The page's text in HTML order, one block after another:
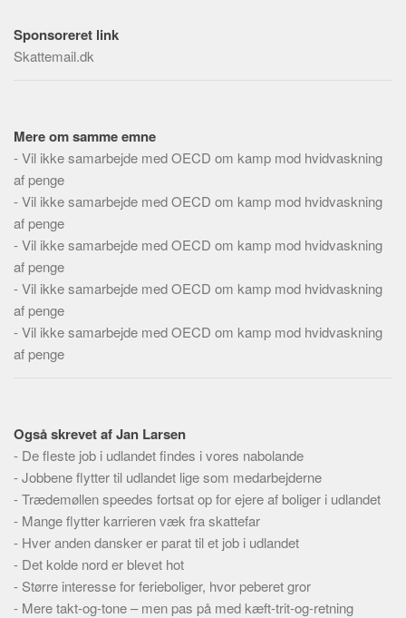
Transport
Køb og salg
Økonomi
Jura og regler
Skatter og afgifter
Statistik
Praktisk
Alle
Meta
Dokumenttyper
Personer
Steder
Kilder
Om
Webstedet
Forhistorien
Sponsoreret link
Skattemail.dk
Mere om samme emne
-Vil ikke samarbejde med OECD om kamp mod hvidvaskning
af penge
-Vil ikke samarbejde med OECD om kamp mod hvidvaskning
af penge
-Vil ikke samarbejde med OECD om kamp mod hvidvaskning
af penge
-Vil ikke samarbejde med OECD om kamp mod hvidvaskning
af penge
-Vil ikke samarbejde med OECD om kamp mod hvidvaskning
af penge
Også skrevet af Jan Larsen
- De fleste job i udlandet findes i vores nabolande
-Jobbene flytter til udlandet lige som medarbejderne
-Trædemøllen speedes fortsat op for ejere af boliger i udlandet
- Mange flytter karrieren væk fra skattefar
- Hver anden dansker er parat til et job i udlandet
- Det kolde nord er blevet hot
- Større interesse for ferieboliger, hvor peberet gror
- Mere takt-og-tone – men pas på med kæft-trit-og-retning